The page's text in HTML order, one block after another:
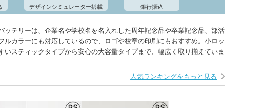
ッテリーは、企業名や学校名を名入れした周年記念品や卒業記念品、部活
ルカラーにも対応しているので、ロゴや校章の印刷にもおすすめ。小ロッ
いスティックタイプから安心の大容量タイプまで、幅広く取り揃えていま
デザインシミュレーター搭載 銀行振込
人気ランキングをもっと見る